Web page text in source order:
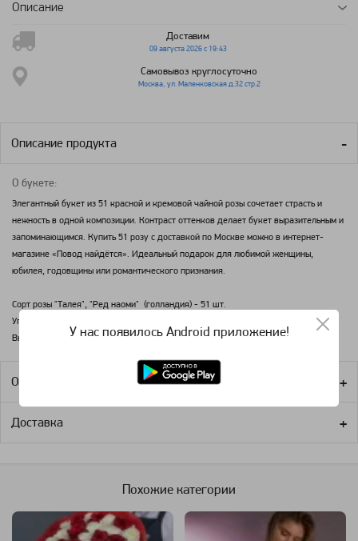
Описание
Доставим
09 августа 2026 с 19:43
Самовывоз круглосуточно
Москва, ул. Маленковская д.32 стр.2
Описание продукта
О букете:
Элегантный букет из 51 красной и кремовой чайной розы сочетает страсть и
нежность в одной композиции. Контраст оттенков делает букет выразительным и
запоминающимся. Купить 51 розу с доставкой по Москве можно в интернет-
магазине «Повод найдётся». Идеальный подарок для любимой женщины,
юбилея, годовщины или романтического признания.
Сорт розы "Талея", "Ред наоми" (голландия) - 51 шт.
Упаковка: дизайнерская пленка кремового цвета, лента красная.
Высота (на фото) - 60 см, диаметр - 50 см
Оплата
Доставка
Похожие категории
У нас появилось Android приложение!